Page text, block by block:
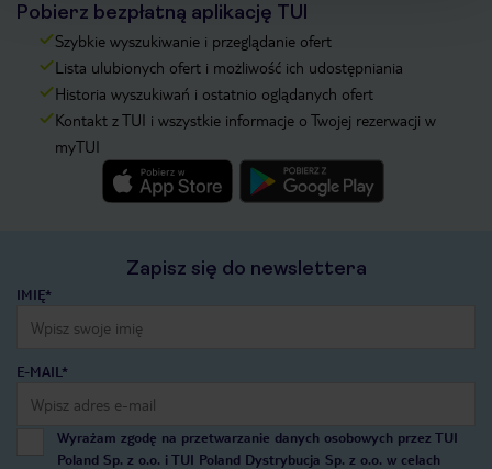
Pobierz bezpłatną aplikację TUI
Szybkie wyszukiwanie i przeglądanie ofert
Lista ulubionych ofert i możliwość ich udostępniania
Historia wyszukiwań i ostatnio oglądanych ofert
Kontakt z TUI i wszystkie informacje o Twojej rezerwacji w
myTUI
Zapisz się do newslettera
IMIĘ*
E-MAIL*
Wyrażam zgodę na przetwarzanie danych osobowych przez TUI
Poland Sp. z o.o. i TUI Poland Dystrybucja Sp. z o.o. w celach